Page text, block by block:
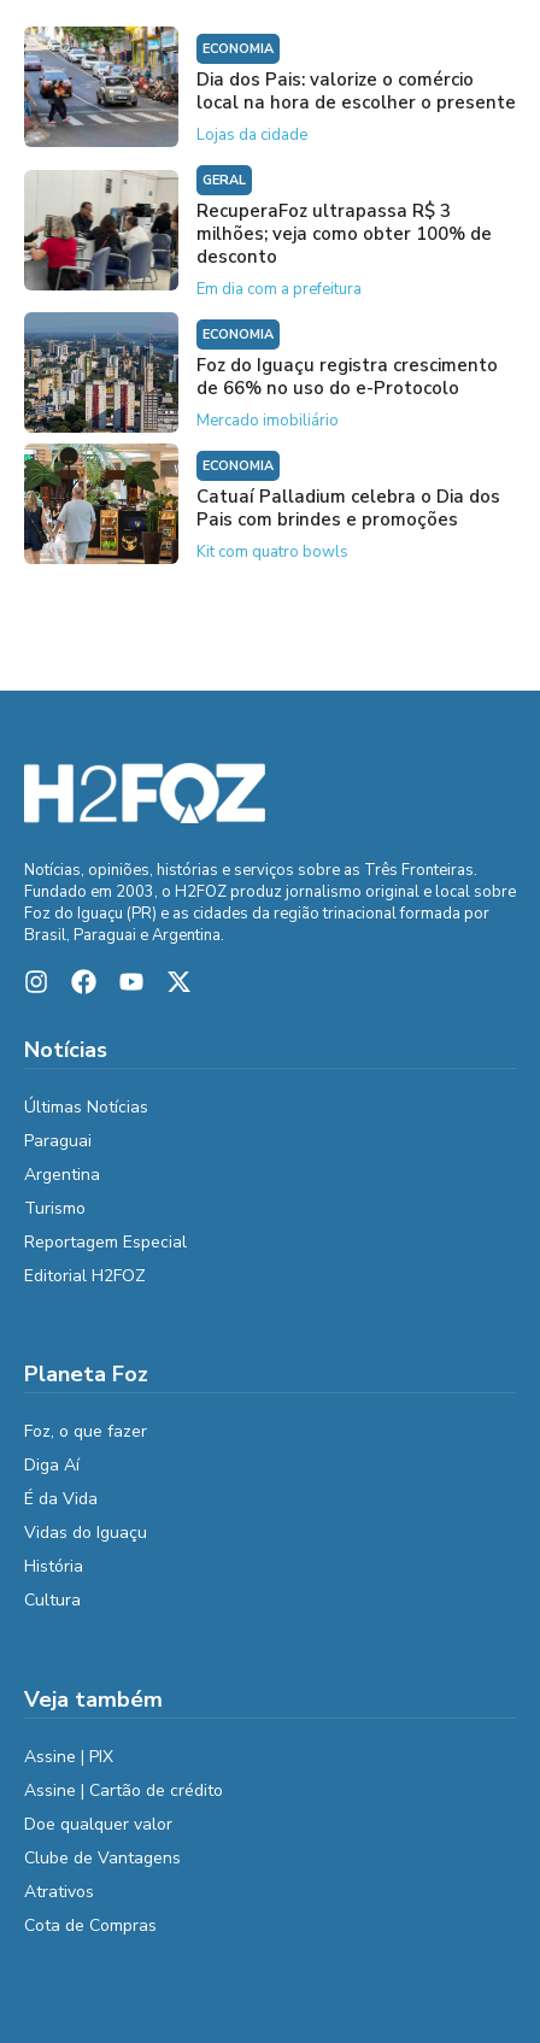
ECONOMIA
Dia dos Pais: valorize o comércio
local na hora de escolher o presente
Lojas da cidade
GERAL
RecuperaFoz ultrapassa R$ 3
milhões; veja como obter 100% de
desconto
Em dia com a prefeitura
ECONOMIA
Foz do Iguaçu registra crescimento
de 66% no uso do e-Protocolo
Mercado imobiliário
ECONOMIA
Catuaí Palladium celebra o Dia dos
Pais com brindes e promoções
Kit com quatro bowls
Notícias, opiniões, histórias e serviços sobre as Três Fronteiras.
Fundado em 2003, o H2FOZ produz jornalismo original e local sobre
Foz do Iguaçu (PR) e as cidades da região trinacional formada por
Brasil, Paraguai e Argentina.
Notícias
Últimas Notícias
Paraguai
Argentina
Turismo
Reportagem Especial
Editorial H2FOZ
Planeta Foz
Foz, o que fazer
Diga Aí
É da Vida
Vidas do Iguaçu
História
Cultura
Veja também
Assine | PIX
Assine | Cartão de crédito
Doe qualquer valor
Clube de Vantagens
Atrativos
Cota de Compras